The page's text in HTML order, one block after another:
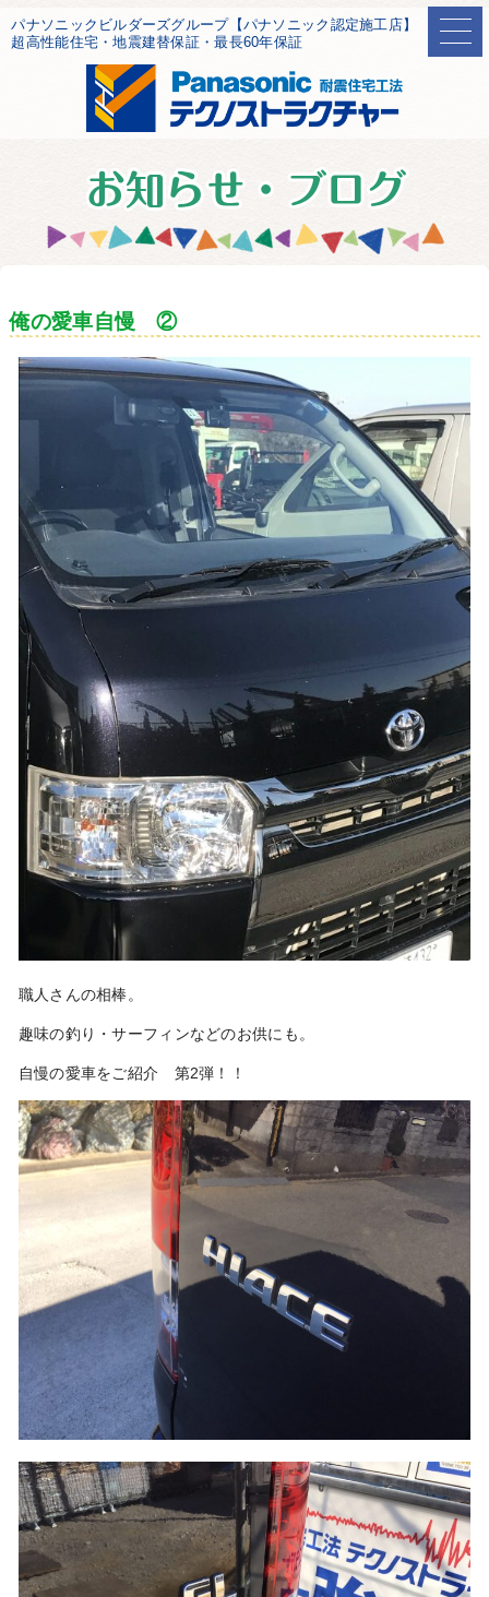
パナソニックビルダーズグループ【パナソニック認定施工店】
超高性能住宅・地震建替保証・最長60年保証
俺の愛車自慢 ②
職人さんの相棒。
趣味の釣り・サーフィンなどのお供にも。
自慢の愛車をご紹介 第2弾！！